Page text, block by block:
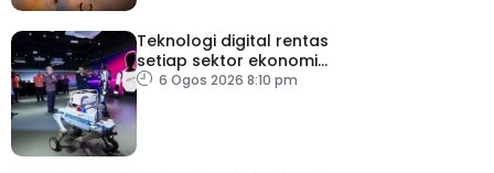
Teknologi digital rentas
setiap sektor ekonomi
diperkasa seiring
6 Ogos 2026 8:10 pm